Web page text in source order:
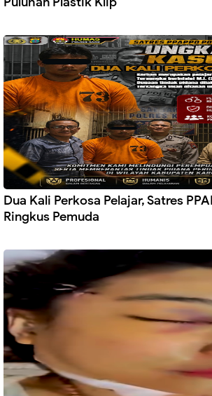
Dua Kali Perkosa Pelajar, Satres
Ringkus Pemuda